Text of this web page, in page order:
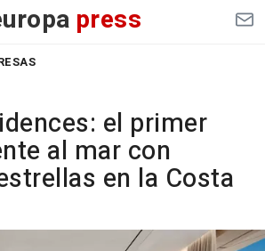
press
el primer
al mar con
en la Costa